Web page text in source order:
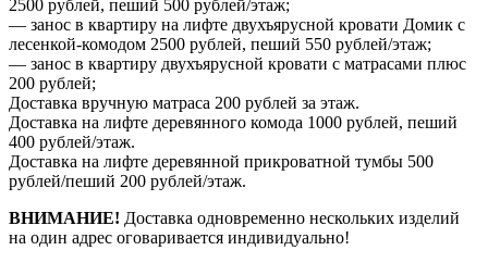
2500 рублей, пеший 500 рублей/этаж;
— занос в квартиру на лифте двухъярусной кровати Домик с
лесенкой-комодом 2500 рублей, пеший 550 рублей/этаж;
— занос в квартиру двухъярусной кровати с матрасами плюс
200 рублей;
Доставка вручную матраса 200 рублей за этаж.
Доставка на лифте деревянного комода 1000 рублей, пеший
400 рублей/этаж.
Доставка на лифте деревянной прикроватной тумбы 500
рублей/пеший 200 рублей/этаж.
ВНИМАНИЕ! Доставка одновременно нескольких изделий
на один адрес оговаривается индивидуально!